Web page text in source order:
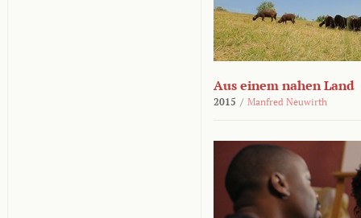
Aus einem nahen Land
2015 / Manfred Neuwirth